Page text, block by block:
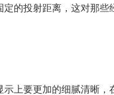
的投射距离，这对那些
上要更加的细腻清晰，